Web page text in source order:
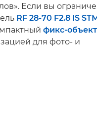
Если вы
RF 28-70 F2.8 IS STM
фикс-
для фото- и